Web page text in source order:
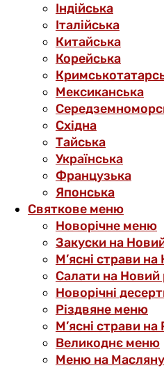
Індійська
Італійська
Китайська
Корейська
Мексиканська
Східна
Тайська
Українська
Французька
Японська
Святкове меню
Новорічне меню
Закуски на
М’ясні страви на
Салати на Новий
Новорічні
Різдвяне меню
М’ясні страви на
Великоднє меню
Меню на Масляну